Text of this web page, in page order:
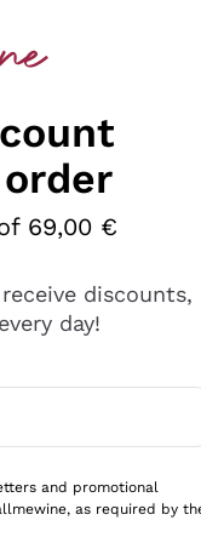
di prezzo. Le
69,00 €
discounts,
day!
and promotional
as required by